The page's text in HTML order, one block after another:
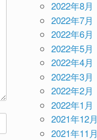
2022年8月
2022年7月
2022年6月
2022年5月
2022年4月
2022年3月
2022年2月
2022年1月
2021年12月
2021年11月